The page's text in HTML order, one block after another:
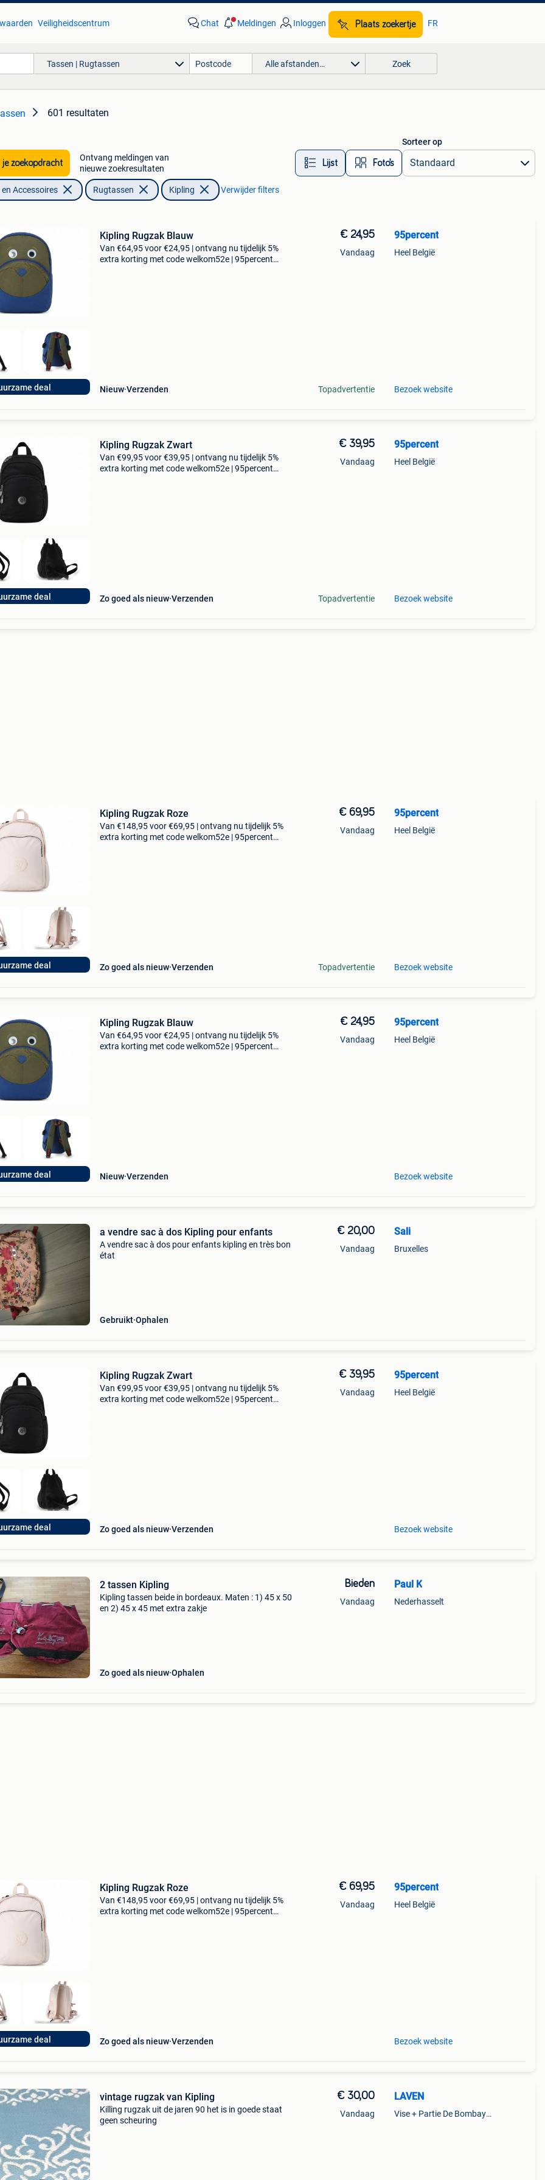
Veiligheidscentrum Chat Meldingen Inloggen Plaats zoekertje FR
Tassen | Rugtassen Alle afstanden… Zoek
601 resultaten
je zoekopdracht
Ontvang meldingen van
nieuwe zoekresultaten
Lijst Foto’s
Sorteer op
Accessoires Rugtassen Kipling Verwijder filters
deal
Kipling Rugzak Blauw
Van €64,95 voor €24,95 | ontvang nu tijdelijk 5%
extra korting met code welkom52e | 95percent
Nieuw Verzenden
€ 24,95
Vandaag
Topadvertentie
95percent
Heel België
Bezoek website
deal
Kipling Rugzak Zwart
Van €99,95 voor €39,95 | ontvang nu tijdelijk 5%
extra korting met code welkom52e | 95percent
Zo goed als nieuw Verzenden
€ 39,95
Vandaag
Topadvertentie
95percent
Heel België
Bezoek website
deal
Kipling Rugzak Roze
Van €148,95 voor €69,95 | ontvang nu tijdelijk 5%
extra korting met code welkom52e | 95percent
Zo goed als nieuw Verzenden
€ 69,95
Vandaag
Topadvertentie
95percent
Heel België
Bezoek website
deal
Kipling Rugzak Blauw
Van €64,95 voor €24,95 | ontvang nu tijdelijk 5%
extra korting met code welkom52e | 95percent
Nieuw Verzenden
€ 24,95
Vandaag
95percent
Heel België
Bezoek website
a vendre sac à dos Kipling pour enfants
A vendre sac à dos pour enfants kipling en très bon
état
Gebruikt Ophalen
€ 20,00
Vandaag
Sali
Bruxelles
deal
Kipling Rugzak Zwart
Van €99,95 voor €39,95 | ontvang nu tijdelijk 5%
extra korting met code welkom52e | 95percent
Zo goed als nieuw Verzenden
€ 39,95
Vandaag
95percent
Heel België
Bezoek website
2 tassen Kipling
Kipling tassen beide in bordeaux. Maten : 1) 45 x 50
en 2) 45 x 45 met extra zakje
Zo goed als nieuw Ophalen
Bieden
Vandaag
Paul K
Nederhasselt
deal
Kipling Rugzak Roze
Van €148,95 voor €69,95 | ontvang nu tijdelijk 5%
extra korting met code welkom52e | 95percent
Zo goed als nieuw Verzenden
€ 69,95
Vandaag
95percent
Heel België
Bezoek website
vintage rugzak van Kipling
Killing rugzak uit de jaren 90 het is in goede staat
geen scheuring
€ 30,00
Vandaag
LAVEN
Vise + Partie De Bombaye,Hac- Court, Hermalle-Ss-Argenteau